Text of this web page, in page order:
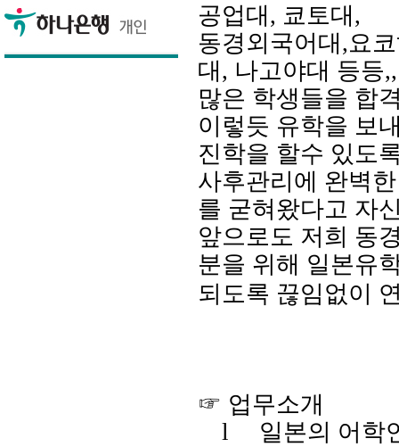
공업대, 쿄토대,
동경외국어대,요
대, 나고야대 등등,,
많은 학생들을 합
이렇듯 유학을 보
진학을 할수 있도
사후관리에 완벽
를 굳혀 왔다고 자
앞으로도 저희 동
분을 위해 일본유
되도록 끊임없이
☞ 업무소개
l
일본의 어학